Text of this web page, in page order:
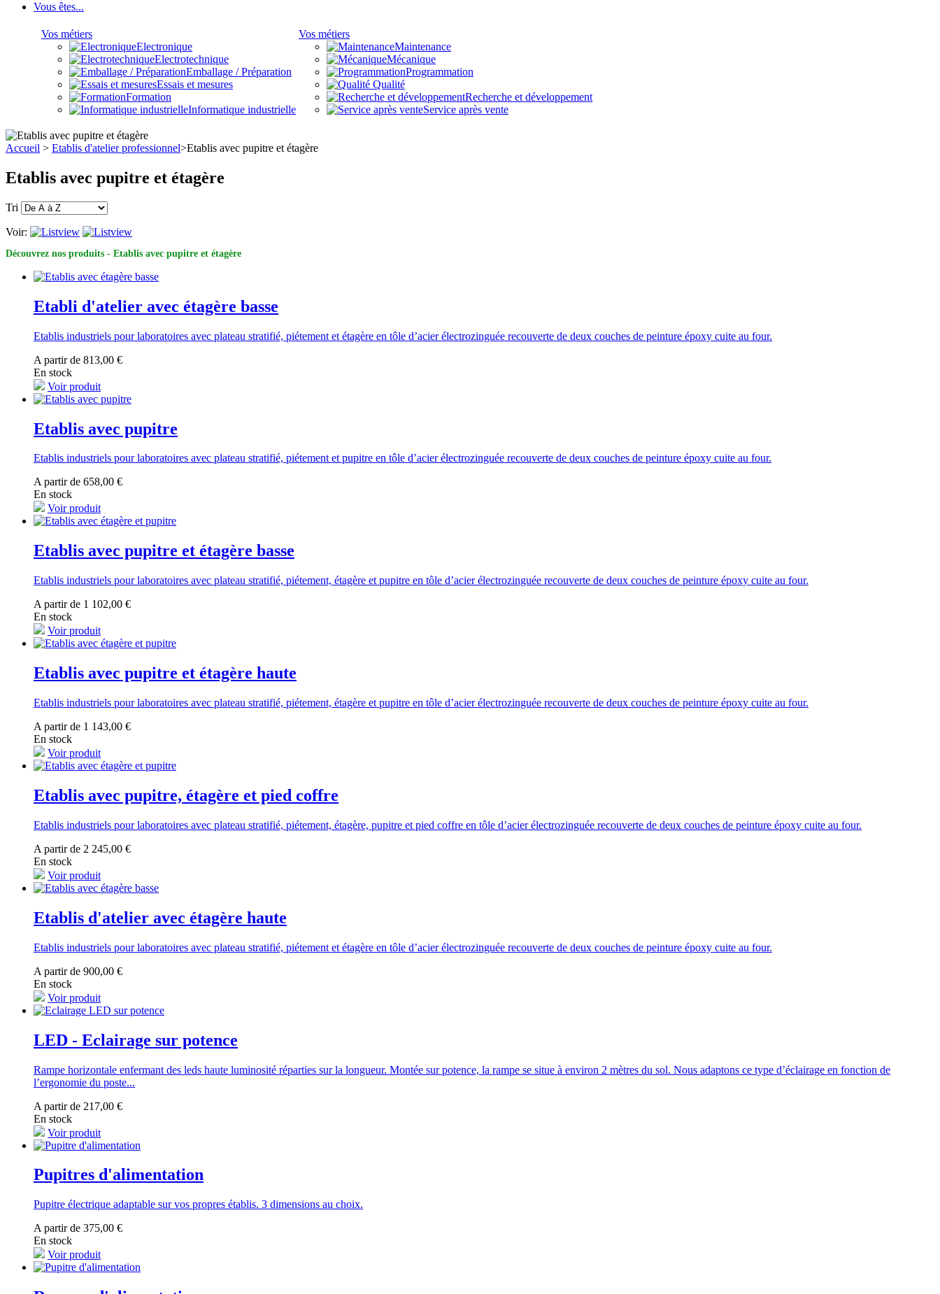
Vous êtes...
Vos métiers
Electronique
Electrotechnique
Emballage / Préparation
Essais et mesures
Formation
Informatique industrielle
Vos métiers
Maintenance
Mécanique
Programmation
Qualité
Recherche et développement
Service après vente
Accueil > Etablis d'atelier professionnel>Etablis avec pupitre et étagère
Etablis avec pupitre et étagère
Tri
Voir:
Découvrez nos produits - Etablis avec pupitre et étagère
Etabli d'atelier avec étagère basse
Etablis industriels pour laboratoires avec plateau stratifié, piétement et étagère en tôle d’acier électrozinguée recouverte de deux couches de peinture époxy cuite au four.
A partir de 813,00 €
En stock
Voir produit
Etablis avec pupitre
Etablis industriels pour laboratoires avec plateau stratifié, piétement et pupitre en tôle d’acier électrozinguée recouverte de deux couches de peinture époxy cuite au four.
A partir de 658,00 €
En stock
Voir produit
Etablis avec pupitre et étagère basse
Etablis industriels pour laboratoires avec plateau stratifié, piétement, étagère et pupitre en tôle d’acier électrozinguée recouverte de deux couches de peinture époxy cuite au four.
A partir de 1 102,00 €
En stock
Voir produit
Etablis avec pupitre et étagère haute
Etablis industriels pour laboratoires avec plateau stratifié, piétement, étagère et pupitre en tôle d’acier électrozinguée recouverte de deux couches de peinture époxy cuite au four.
A partir de 1 143,00 €
En stock
Voir produit
Etablis avec pupitre, étagère et pied coffre
Etablis industriels pour laboratoires avec plateau stratifié, piétement, étagère, pupitre et pied coffre en tôle d’acier électrozinguée recouverte de deux couches de peinture époxy cuite au four.
A partir de 2 245,00 €
En stock
Voir produit
Etablis d'atelier avec étagère haute
Etablis industriels pour laboratoires avec plateau stratifié, piétement et étagère en tôle d’acier électrozinguée recouverte de deux couches de peinture époxy cuite au four.
A partir de 900,00 €
En stock
Voir produit
LED - Eclairage sur potence
Rampe horizontale enfermant des leds haute luminosité réparties sur la longueur. Montée sur potence, la rampe se situe à environ 2 mètres du sol. Nous adaptons ce type d’éclairage en fonction de
l’ergonomie du poste...
A partir de 217,00 €
En stock
Voir produit
Pupitres d'alimentation
Pupitre électrique adaptable sur vos propres établis. 3 dimensions au choix.
A partir de 375,00 €
En stock
Voir produit